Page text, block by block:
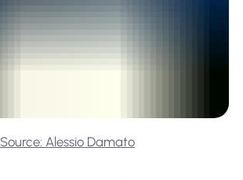
Source: Alessio Damato